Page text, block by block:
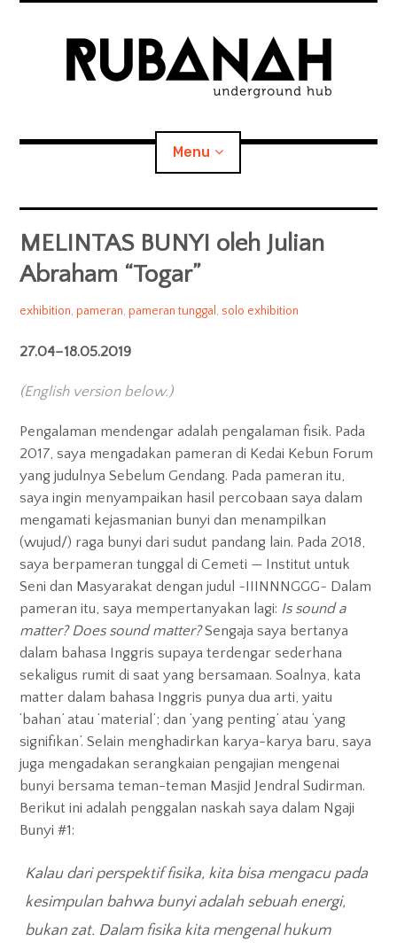
RUBANAH
Underground Hub
and the obsessively-creative-driven.
Menu
Home
About RUBANAH
People
Artists we work with
Exhibitions
Gigs
Screenings
Book Club
Residency
MELINTAS BUNYI oleh Julian
Abraham “Togar”
Grace
2019/04/27
exhibition,pameran,pameran tunggal , solo exhibition
27.04–18.05.2019
(English version below.)
Pengalaman mendengar adalah pengalaman fisik. Pada
2017, saya mengadakan pameran di Kedai Kebun Forum
yang judulnya Sebelum Gendang. Pada pameran itu,
saya ingin menyampaikan hasil percobaan saya dalam
mengamati kejasmanian bunyi dan menampilkan
(wujud/) raga bunyi dari sudut pandang lain. Pada 2018,
saya berpameran tunggal di Cemeti — Institut untuk
Seni dan Masyarakat dengan judul ~IIINNNGGG~ Dalam
pameran itu, saya mempertanyakan lagi: Is sound a
matter? Does sound matter?Sengaja saya bertanya
dalam bahasa Inggris supaya terdengar sederhana
sekaligus rumit di saat yang bersamaan. Soalnya, kata
matter dalam bahasa Inggris punya dua arti, yaitu
‘bahan’ atau ‘material’; dan ‘yang penting’ atau ‘yang
signifikan’. Selain menghadirkan karya-karya baru, saya
juga mengadakan serangkaian pengajian mengenai
bunyi bersama teman-teman Masjid Jendral Sudirman.
Berikut ini adalah penggalan naskah saya dalam Ngaji
Bunyi #1:
Kalau dari perspektif fisika, kita bisa mengacu pada
kesimpulan bahwa bunyi adalah sebuah energi,
bukan zat. Dalam fisika kita mengenal hukum